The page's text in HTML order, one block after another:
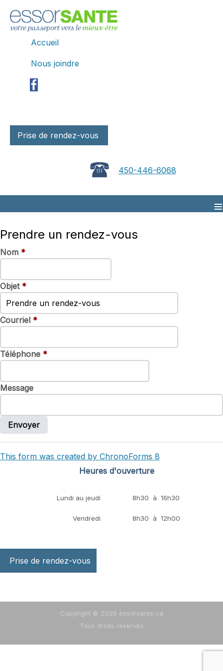
Accueil
Nous joindre
Prise de rendez-vous
450-446-6068
≡
Prendre un rendez-vous
Nom *
Objet*
Courriel *
Téléphone *
Message
Envoyer
This form was created by ChronoForms 8
Heures d'ouverture
Lundi au jeudi 8h30 à 16h30
Vendredi 8h30 à 12h00
Prise de rendez-vous
Copyright © 2026 essorsante.ca
Tous droits réservés